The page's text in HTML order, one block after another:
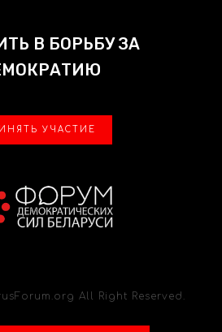
В БОРЬБУ ЗА
УЧАСТИЕ
All Right Reserved.